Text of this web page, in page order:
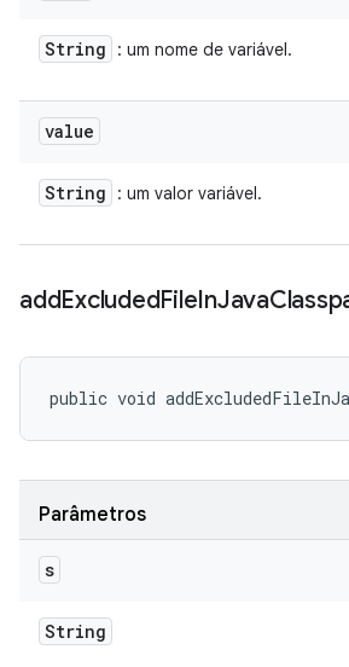
String : um nome de variável.
value
String : um valor variável.
addExcludedFileInJava
public void
Parâmetros
s
String